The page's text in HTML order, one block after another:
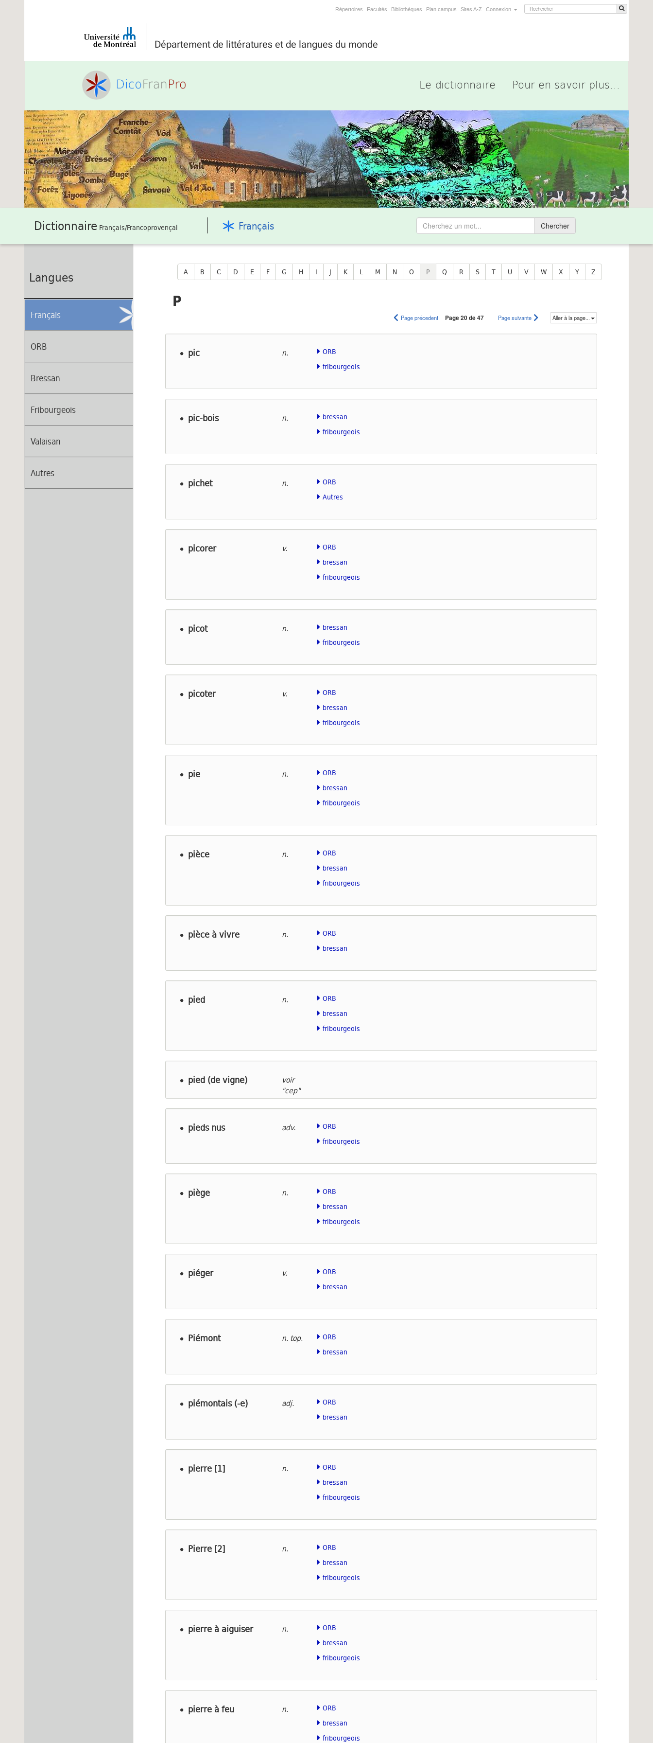
Répertoires Facultés Bibliothèques Plan campus Sites A-Z Connexion
Département de littératures et de langues du monde
Pour en savoir plus...
Le dictionnaire
Dictionnaire Français/Francoprovençal Français Chercher
Langues
Français
ORB
Bressan
Fribourgeois
Valaisan
Autres
A B C D E F G H I J K L M N O P Q R S T U V W X Y Z
P
Page précedent Page 20 de 47 Page suivante Aller à la page...
pic n.
ORB
fribourgeois
pic-bois n.
bressan
fribourgeois
pichet n.
ORB
Autres
picorer v.
ORB
bressan
fribourgeois
picot n.
bressan
fribourgeois
picoter v.
ORB
bressan
fribourgeois
pie n.
ORB
bressan
fribourgeois
pièce n.
ORB
bressan
fribourgeois
pièce à vivre n.
ORB
bressan
pied n.
ORB
bressan
fribourgeois
pied (de vigne)
voir
"cep"
pieds nus adv.
ORB
fribourgeois
piège n.
ORB
bressan
fribourgeois
piéger v.
ORB
bressan
Piémont n. top.
ORB
bressan
piémontais (-e) adj.
ORB
bressan
pierre [1] n.
ORB
bressan
fribourgeois
Pierre [2] n.
ORB
bressan
fribourgeois
pierre à aiguiser n.
ORB
bressan
fribourgeois
pierre à feu n.
ORB
bressan
fribourgeois